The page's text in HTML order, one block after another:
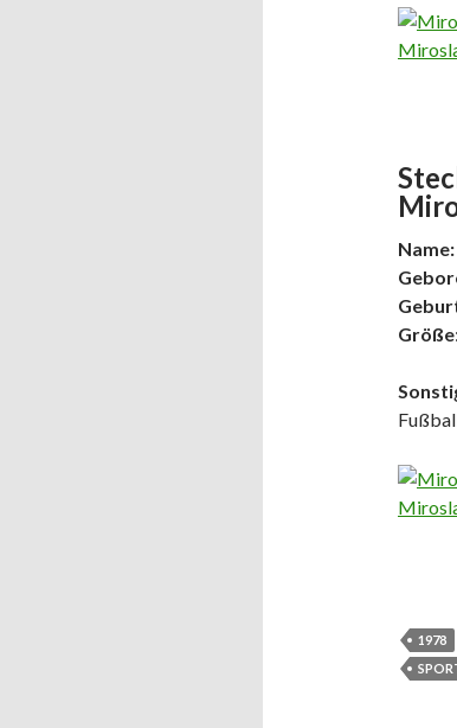
Name:
Größe
1978